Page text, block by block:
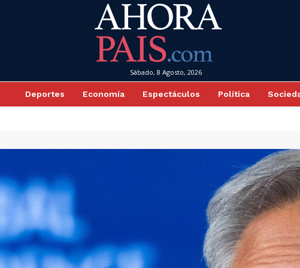
Sábado, 8 Agosto, 2026
Deportes Economía Espectáculos Política